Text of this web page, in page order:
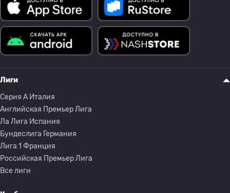
Лиги
Серия A Италия
Английская Премьер Лига
Ла Лига Испания
Бундеслига Германия
Лига 1 Франция
Российская Премьер Лига
Все лиги